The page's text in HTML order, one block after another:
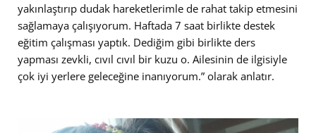
yakınlaştırıp dudak hareketlerimle de rahat takip etmesini
sağlamaya çalışıyorum. Haftada 7 saat birlikte destek
eğitim çalışması yaptık. Dediğim gibi birlikte ders
yapması zevkli, cıvıl cıvıl bir kuzu o. Ailesinin de ilgisiyle
çok iyi yerlere geleceğine inanıyorum.” olarak anlatır.